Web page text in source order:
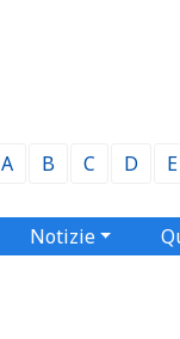
A B C D E
Notizie